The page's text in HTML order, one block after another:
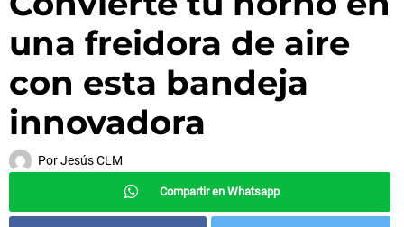
una freidora de aire
con esta bandeja
innovadora
PorJesús CLM
Compartir en Whatsapp